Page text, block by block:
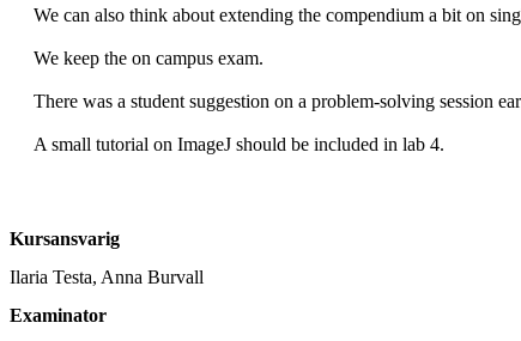
We can also think about extending the compendium a bit on
We keep the on campus exam.
There was a student suggestion on a problem-solving session
A small tutorial on ImageJ should be included in lab 4.
Kursansvarig
Ilaria Testa, Anna Burvall
Examinator